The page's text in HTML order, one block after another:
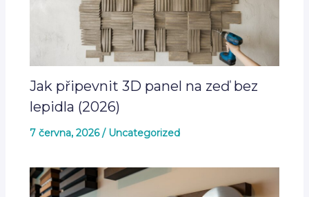
Jak připevnit 3D panel na zeď bez
lepidla (2026)
7 června, 2026/ Uncategorized